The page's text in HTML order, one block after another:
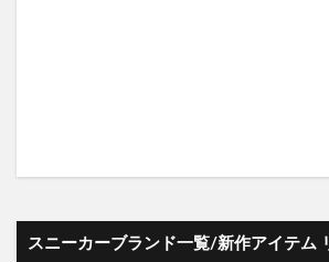
スニーカーブランド一覧/新作アイテム